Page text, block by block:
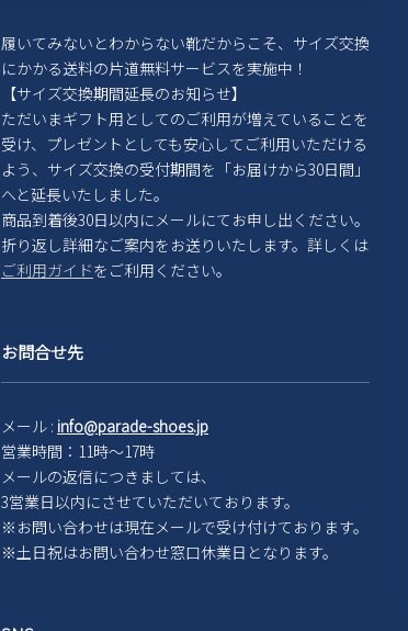
履いてみないとわからない靴だからこそ、サイズ交換
にかかる送料の片道無料サービスを実施中！
【サイズ交換期間延長のお知らせ】
ただいまギフト用としてのご利用が増えていることを
受け、プレゼントとしても安心してご利用いただける
よう、サイズ交換の受付期間を「お届けから30日間」
へと延長いたしました。
商品到着後30日以内にメールにてお申し出ください。
折り返し詳細なご案内をお送りいたします。詳しくは
ご利用ガイドをご利用ください。
お問合せ先
メール : info@parade-shoes.jp
営業時間：11時～17時
メールの返信につきましては、
3営業日以内にさせていただいております。
※お問い合わせは現在メールで受け付けております。
※土日祝はお問い合わせ窓口休業日となります。